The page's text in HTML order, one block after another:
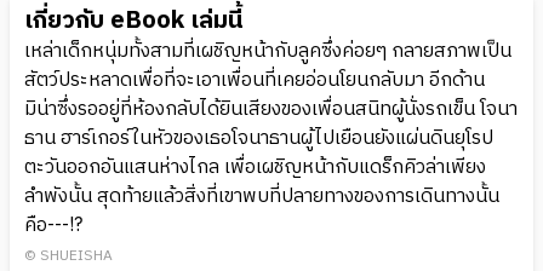
เกี่ยวกับ eBook เล่มนี้
เหล่าเด็กหนุ่มทั้งสามที่เผชิญหน้ากับลูคซึ่งค่อยๆ กลายสภาพเป็น
สัตว์ประหลาดเพื่อที่จะเอาเพื่อนที่เคยอ่อนโยนกลับมา อีกด้าน
มิน่าซึ่งรออยู่ที่ห้องกลับได้ยินเสียงของเพื่อนสนิทผู้นั่งรถเข็น โจนา
ธาน ฮาร์เกอร์ในหัวของเธอโจนาธานผู้ไปเยือนยังแผ่นดินยุโรป
ตะวันออกอันแสนห่างไกล เพื่อเผชิญหน้ากับแดร็กคิวล่าเพียง
ลำพังนั้น สุดท้ายแล้วสิ่งที่เขาพบที่ปลายทางของการเดินทางนั้น
คือ---!?
© SHUEISHA